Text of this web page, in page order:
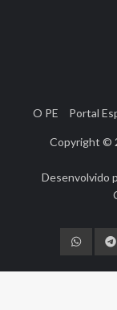
O PE Portal
Copyright ©
Desenvolvido